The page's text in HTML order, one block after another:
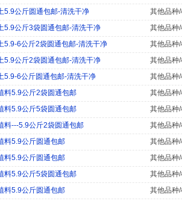
5.9公斤圆通包邮-清洗干净
其他品种
5.9公斤3袋圆通包邮-清洗干净
其他品种
5.9-6公斤2袋圆通包邮-清洗干净
其他品种
5.9公斤2袋圆通包邮-清洗干净
其他品种
5.9-6公斤圆通包邮-清洗干净
其他品种
料5.9公斤2袋圆通包邮
其他品种
料5.9公斤5袋圆通包邮
其他品种
料---5.9公斤2袋圆通包邮
其他品种
料5.9公斤圆通包邮
其他品种
料5.9公斤圆通包邮
其他品种
料5.9公斤5袋圆通包邮
其他品种
料5.9公斤圆通包邮
其他品种